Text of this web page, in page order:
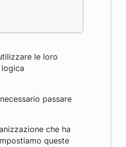
le loro
passare
che ha
queste